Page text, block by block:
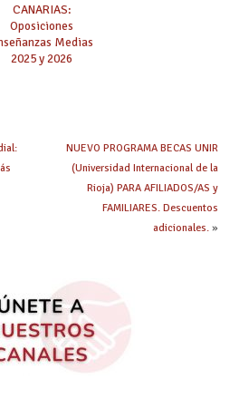
CANARIAS:
Oposiciones
Medias
2025 y 2026
NUEVO PROGRAMA BECAS UNIR
(Universidad Internacional de la
Rioja) PARA AFILIADOS/AS y
FAMILIARES. Descuentos
adicionales.»